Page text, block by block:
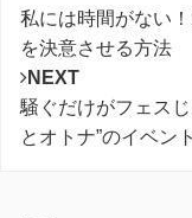
私には時間がない
を決意させる方法
NEXT
騒ぐだけがフェス
とオトナ”のイベン